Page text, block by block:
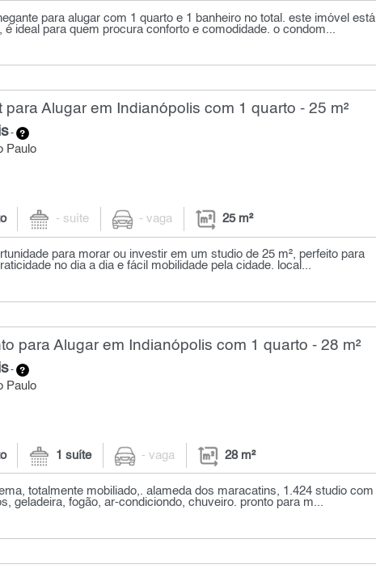
para alugar com 1 quarto e 1 banheiro no total. este imóvel está
é ideal para quem procura conforto e comodidade. o condom...
para Alugar em Indianópolis com 1 quarto - 25 m²
-
Paulo
- suíte - vaga 25 m²
para morar ou investir em um studio de 25 m², perfeito para
no dia a dia e fácil mobilidade pela cidade. local...
para Alugar em Indianópolis com 1 quarto - 28 m²
-
Paulo
1 suíte - vaga 28 m²
totalmente mobiliado,. alameda dos maracatins, 1.424 studio com
geladeira, fogão, ar-condiciondo, chuveiro. pronto para m...